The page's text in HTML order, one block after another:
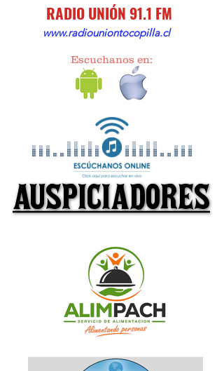
RADIO UNIÓN 91.1 FM
www.radiouniontocopilla.cl
Escuchanos en:
AUSPICIADORES
AUSPICIADORES